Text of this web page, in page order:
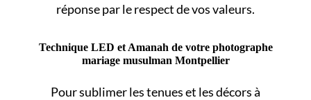
réponse par le respect de vos valeurs.
Technique LED et Amanah de votre photographe
mariage musulman Montpellier
Pour sublimer les tenues et les décors à